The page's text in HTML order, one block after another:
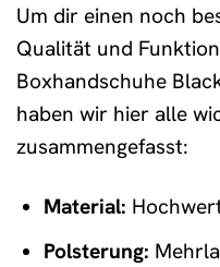
Um dir einen noch
Qualität und
Boxhandschuhe
haben wir hier alle
zusammengefasst:
Material:
Polsterung: